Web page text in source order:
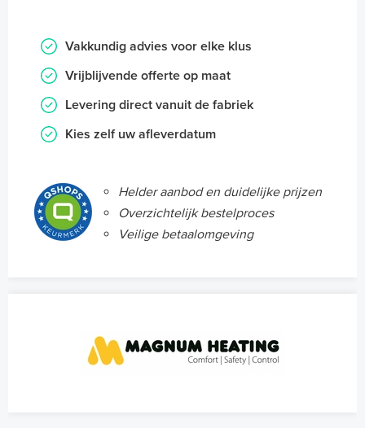
Vakkundig advies voor elke klus
Vrijblijvende offerte op maat
Levering direct vanuit de fabriek
Kies zelf uw afleverdatum
Helder aanbod en duidelijke prijzen
Overzichtelijk bestelproces
Veilige betaalomgeving